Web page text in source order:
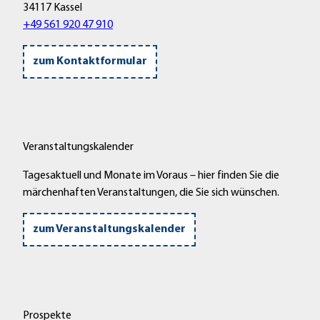
34117 Kassel
+49 561 920 47 910
zum Kontaktformular
Veranstaltungskalender
Tagesaktuell und Monate im Voraus – hier finden Sie die
märchenhaften Veranstaltungen, die Sie sich wünschen.
zum Veranstaltungskalender
Prospekte